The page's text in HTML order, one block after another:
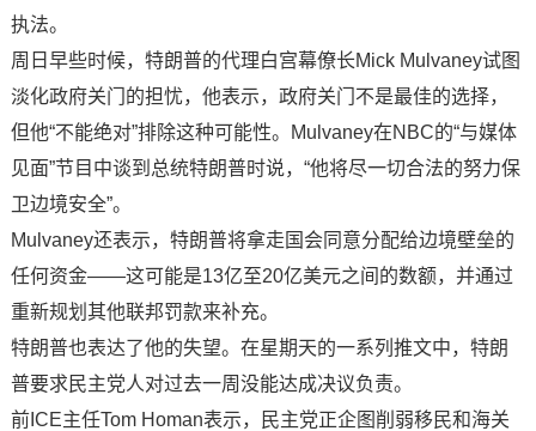
执法。
周日早些时候，特朗普的代理白宫幕僚长Mick Mulvaney试图
淡化政府关门的担忧，他表示，政府关门不是最佳的选择，
但他“不能绝对”排除这种可能性。Mulvaney在NBC的“与媒体
见面”节目中谈到总统特朗普时说，“他将尽一切合法的努力保
卫边境安全”。
Mulvaney还表示，特朗普将拿走国会同意分配给边境壁垒的
任何资金——这可能是13亿至20亿美元之间的数额，并通过
重新规划其他联邦罚款来补充。
特朗普也表达了他的失望。在星期天的一系列推文中，特朗
普要求民主党人对过去一周没能达成决议负责。
前ICE主任Tom Homan表示，民主党正企图削弱移民和海关